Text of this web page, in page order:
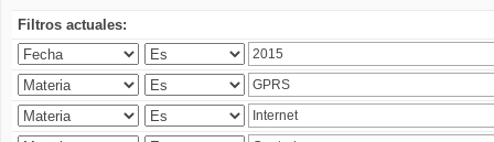
Filtros actuales: